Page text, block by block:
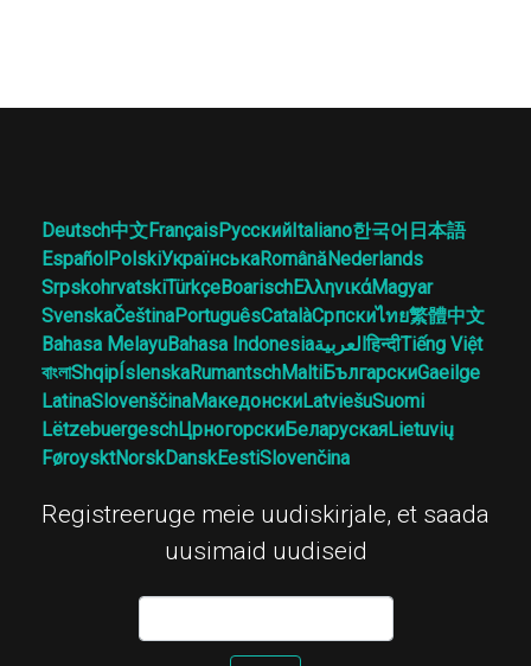
Deutsch中文FrançaisРусскийItaliano한국어 日本語
EspañolPolskiУкраїнськаRomânăNederlands
SrpskohrvatskiTürkçeBoarischΕλληνικάMagyar
SvenskaČeštinaPortuguêsCatalàСрпскиไทย繁體中文
Bahasa MelayuBahasa Indonesiaالعربيةहिन्दीTiếng Việt
বাংলাShqipÍslenskaRumantschMaltiБългарскиGaeilge
LatinaSlovenščinaМакедонскиLatviešuSuomi
LëtzebuergeschЦрногорскиБеларускаяLietuvių
FøroysktNorskDanskEestiSlovenčina
Registreeruge meie uudiskirjale, et saada
uusimaid uudiseid